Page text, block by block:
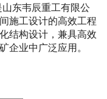
山东韦辰重工有限公
施工设计的高效工程
结构设计，兼具高效
企业中广泛应用。